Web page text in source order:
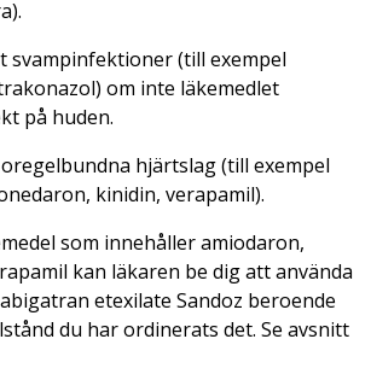
svampinfektioner (till exempel
om inte läkemedlet
på huden.
hjärtslag (till exempel
kinidin, verapamil).
som innehåller amiodaron,
kan läkaren be dig att använda
etexilate Sandoz beroende
du har ordinerats det. Se avsnitt